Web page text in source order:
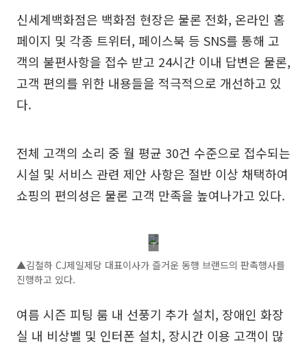
신세계백화점은 백화점 현장은 물론 전화, 온라인 홈
페이지 및 각종 트위터, 페이스북 등 SNS를 통해 고
객의 불편사항을 접수 받고 24시간 이내 답변은 물론,
고객 편의를 위한 내용들을 적극적으로 개선하고 있
다.
전체 고객의 소리 중 월 평균 30건 수준으로 접수되는
시설 및 서비스 관련 제안 사항은 절반 이상 채택하여
쇼핑의 편의성은 물론 고객 만족을 높여나가고 있다.
▲김철하 CJ제일제당 대표이사가 즐거운 동행 브랜드의 판촉행사를
진행하고 있다.
여름 시즌 피팅 룸 내 선풍기 추가 설치, 장애인 화장
실 내 비상벨 및 인터폰 설치, 장시간 이용 고객이 많